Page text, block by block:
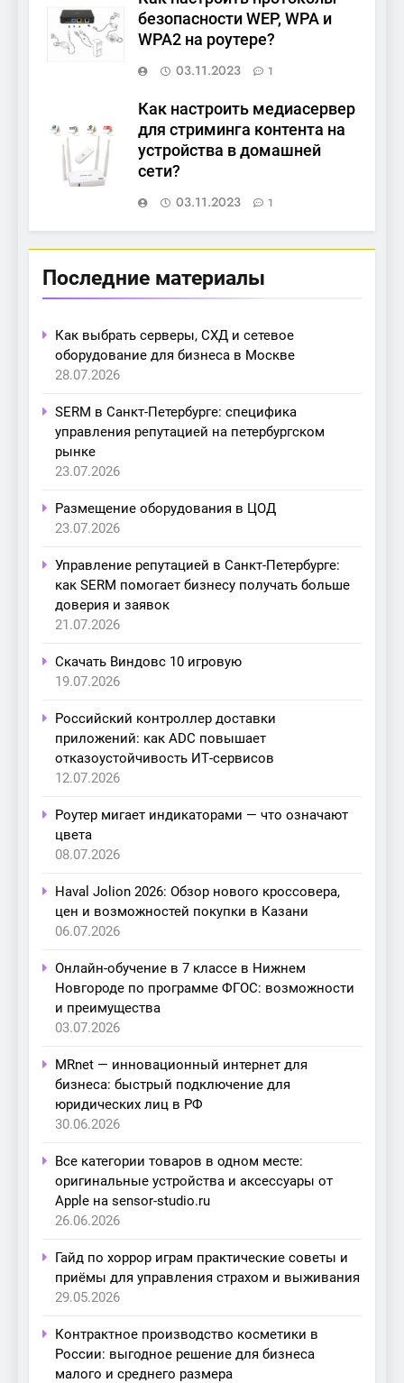
безопасности WEP, WPA и
WPA2 на роутере?
03.11.2023
1
Как настроить медиасервер
для стриминга контента на
устройства в домашней
сети?
03.11.2023
1
Последние материалы
Как выбрать серверы, СХД и сетевое
оборудование для бизнеса в Москве
28.07.2026
SERM в Санкт-Петербурге: специфика
управления репутацией на петербургском
рынке
23.07.2026
Размещение оборудования в ЦОД
23.07.2026
Управление репутацией в Санкт-Петербурге:
как SERM помогает бизнесу получать больше
доверия и заявок
21.07.2026
Скачать Виндовс 10 игровую
19.07.2026
Российский контроллер доставки
приложений: как ADC повышает
отказоустойчивость ИТ-сервисов
12.07.2026
Роутер мигает индикаторами — что означают
цвета
08.07.2026
Haval Jolion 2026: Обзор нового кроссовера,
цен и возможностей покупки в Казани
06.07.2026
Онлайн-обучение в 7 классе в Нижнем
Новгороде по программе ФГОС: возможности
и преимущества
03.07.2026
MRnet — инновационный интернет для
бизнеса: быстрый подключение для
юридических лиц в РФ
30.06.2026
Все категории товаров в одном месте:
оригинальные устройства и аксессуары от
Apple на sensor-studio.ru
26.06.2026
Гайд по хоррор играм практические советы и
приёмы для управления страхом и выживания
29.05.2026
Контрактное производство косметики в
России: выгодное решение для бизнеса
малого и среднего размера